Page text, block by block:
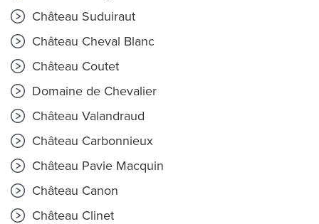
Château Suduiraut
Château Cheval Blanc
Château Coutet
Domaine de Chevalier
Château Valandraud
Château Carbonnieux
Château Pavie Macquin
Château Canon
Château Clinet